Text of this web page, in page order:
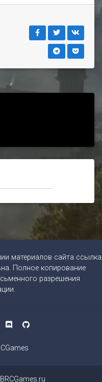
материалов сайта ссылка
Полное копирование
разрешения